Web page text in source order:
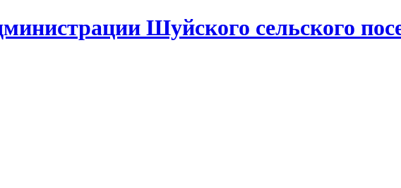
Шуйского сельского